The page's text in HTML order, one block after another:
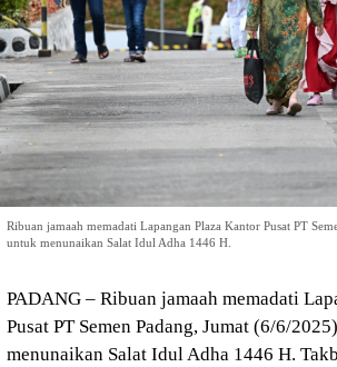
Ribuan jamaah memadati Lapangan Plaza Kantor Pusat PT
untuk menunaikan Salat Idul Adha 1446 H.
PADANG – Ribuan jamaah memadati
Pusat PT Semen Padang, Jumat (6/6/
menunaikan Salat Idul Adha 1446 H.